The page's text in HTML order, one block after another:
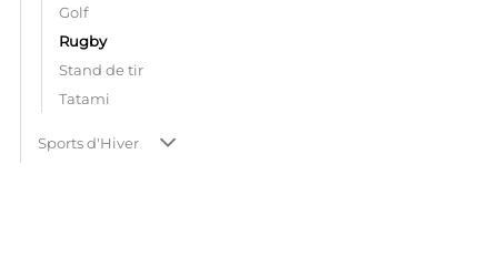
Golf
Rugby
Stand de tir
Tatami
Sports d'Hiver